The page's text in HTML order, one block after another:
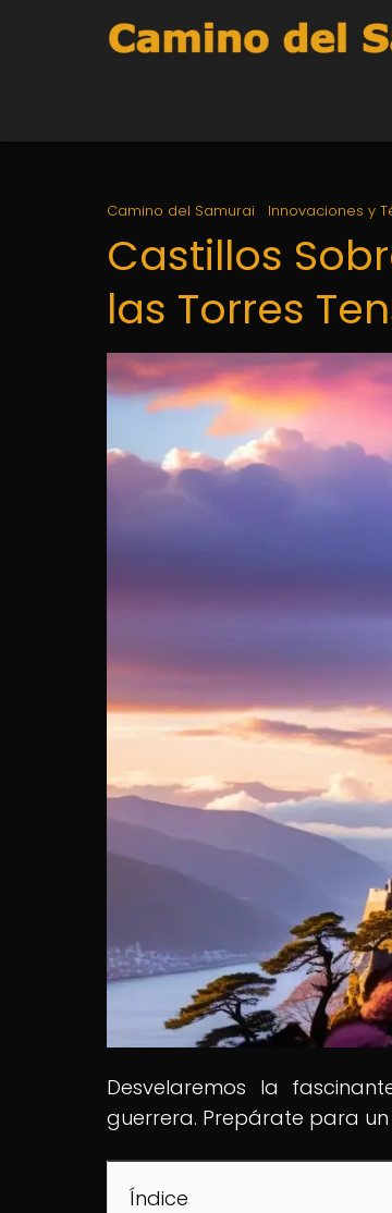
Camino del Samurai Innovaciones y
Castillos
las Torres
Desvelaremos la
guerrera. Prepárate para
Índice